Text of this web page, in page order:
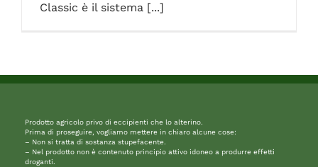
Classic è il sistema [...]
Prodotto agricolo privo di eccipienti che lo alterino.
Prima di proseguire, vogliamo mettere in chiaro alcune cose:
– Non si tratta di sostanza stupefacente.
– Nel prodotto non è contenuto principio attivo idoneo a produrre effetti
droganti.